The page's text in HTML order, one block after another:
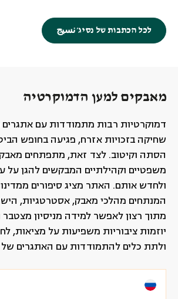
לכל הכתבות של נסיג׳ نسيج
מאבקים למען הדמוקרטיה
דמוקרטיות רבות מתמודדות עם
שחיקה בזכויות אזרח, פגיעה בחופש
הסתה וקיטוב. לצד זאת, מתפתחים
משפטיים וקהילתיים המבקשים להגן על
ולחדש אותם. האתר מציג סיפורים
המנתחים מהלכי מאבק, אסטרטגיות,
מתוך רצון לאפשר למידה מניסיון
יוזמות ציבוריות משפיעות על מציאות,
ולתת כלים להתמודדות עם האתגרים